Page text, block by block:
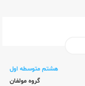
هشتم متوسطه اول
گروه مولفان